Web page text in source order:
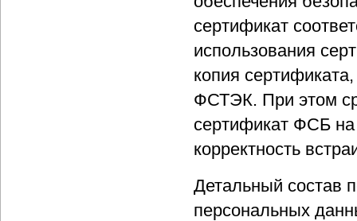
сертификат
использования
копия
ФСТЭК. При этом
сертификат ФСБ
корректность
Детальный состав
персональных